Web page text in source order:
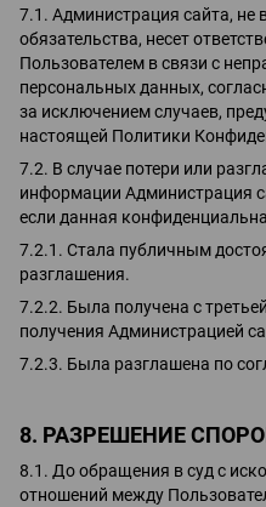
7.1. Администрация сайта, не
обязательства, несет
Пользователем в связи с
персональных данных,
за исключением случаев,
настоящей Политики
7.2. В случае потери или
информации Администрация
если данная
7.2.1. Стала публичным
разглашения.
7.2.2. Была получена с
получения Администрацией
7.2.3. Была разглашена по
8. РАЗРЕШЕНИЕ
8.1. До обращения в суд с
отношений между